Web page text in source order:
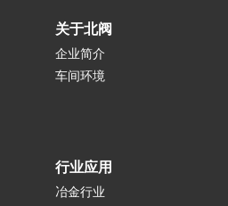
关于北阀
企业简介
车间环境
行业应用
冶金行业